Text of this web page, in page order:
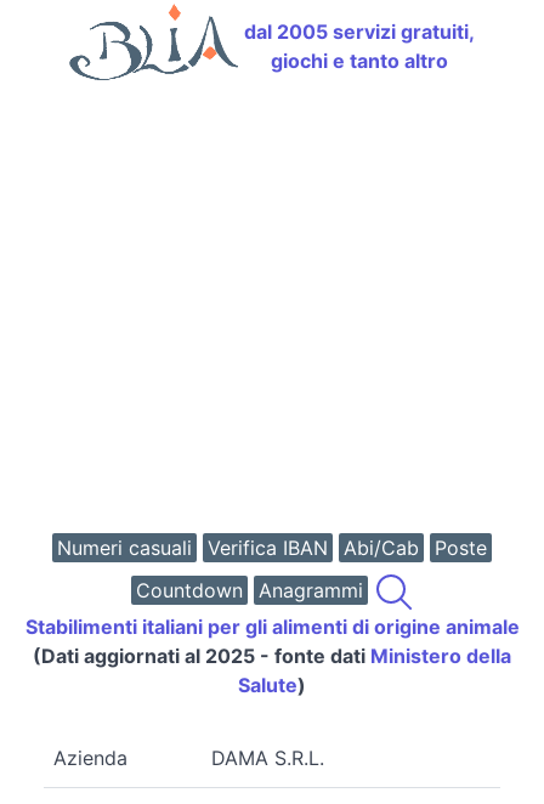
dal 2005 servizi gratuiti,
giochi e tanto altro
Numeri casuali Verifica IBAN Abi/Cab
Poste
Countdown
Anagrammi
Stabilimenti italiani per gli alimenti di origine animale
(Dati aggiornati al 2025 - fonte dati Ministero della
Salute)
Azienda DAMA S.R.L.